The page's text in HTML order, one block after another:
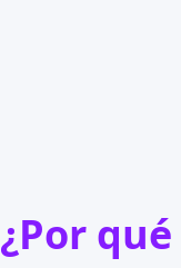
¿Por qué